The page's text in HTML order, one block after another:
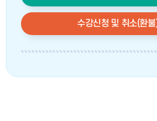
수강신청 및 취소(환